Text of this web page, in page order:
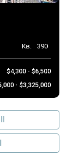
Кв. 390
$4,300 - $6,500
- $3,325,000